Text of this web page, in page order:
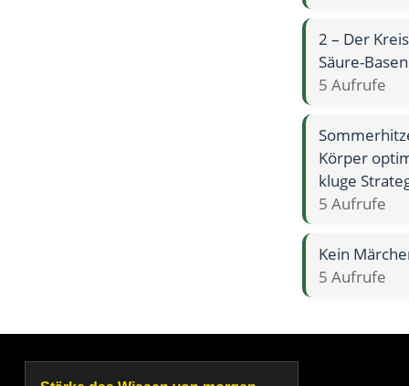
2 – Der
Säure-
5 Aufrufe
Körper
kluge
5 Aufrufe
Kein
5 Aufrufe